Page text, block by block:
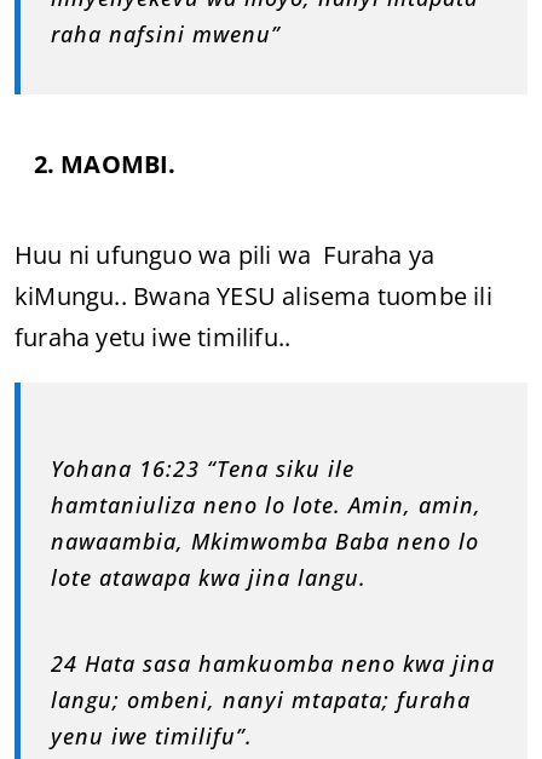
raha nafsini mwenu”
2. MAOMBI.
Huu ni ufunguo wa pili wa Furaha ya
kiMungu.. Bwana YESU alisema tuombe ili
furaha yetu iwe timilifu..
Yohana 16:23 “Tena siku ile
hamtaniuliza neno lo lote. Amin, amin,
nawaambia, Mkimwomba Baba neno lo
lote atawapa kwa jina langu.
24 Hata sasa hamkuomba neno kwa jina
langu; ombeni, nanyi mtapata; furaha
yenu iwe timilifu”.